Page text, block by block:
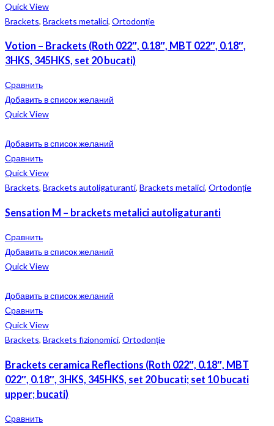
Quick View
Brackets, Brackets metalici, Ortodonție
Votion – Brackets (Roth 022″, 0.18″, MBT 022″, 0.18″,
3HKS, 345HKS, set 20 bucati)
Сравнить
Добавить в список желаний
Quick View
Добавить в список желаний
Сравнить
Quick View
Brackets, Brackets autoligaturanti, Brackets metalici, Ortodonție
Sensation M – brackets metalici autoligaturanti
Сравнить
Добавить в список желаний
Quick View
Добавить в список желаний
Сравнить
Quick View
Brackets, Brackets fizionomici, Ortodonție
Brackets ceramica Reflections (Roth 022″, 0.18″, MBT
022″, 0.18″, 3HKS, 345HKS, set 20 bucati; set 10 bucati
upper; bucati)
Сравнить